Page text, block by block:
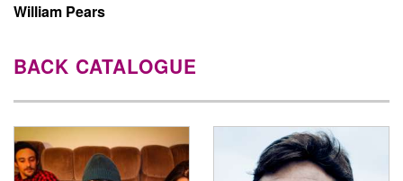
William Pears
BACK CATALOGUE